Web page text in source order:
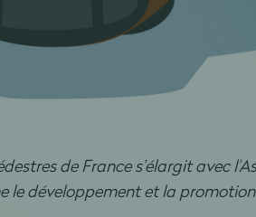
de France s’élargit avec
le développement et la